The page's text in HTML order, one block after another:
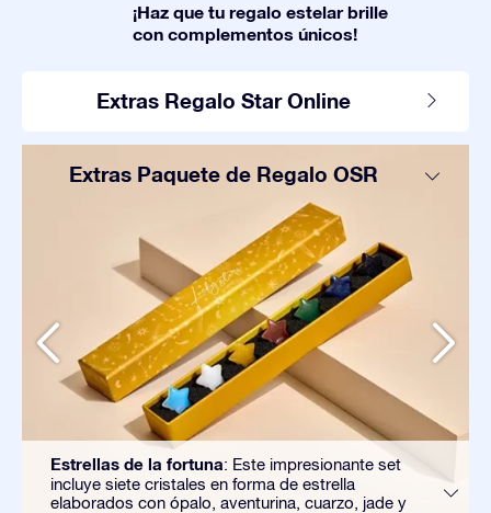
¡Haz que tu regalo estelar brille
con complementos únicos!
Extras Regalo Star Online
Extras Paquete de Regalo OSR
Estrellas de la fortuna: Este impresionante set
incluye siete cristales en forma de estrella
elaborados con ópalo, aventurina, cuarzo, jade y